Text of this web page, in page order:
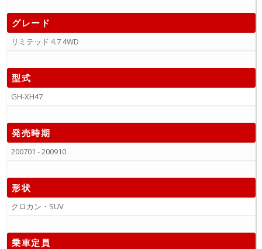
グレード
リミテッド 4.7 4WD
型式
GH-XH47
発売時期
200701 - 200910
形状
クロカン・SUV
乗車定員